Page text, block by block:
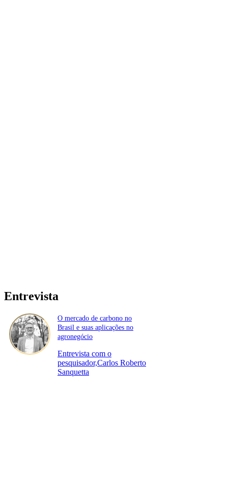
Entrevista
O mercado de carbono no
Brasil e suas aplicações no
agronegócio
Entrevista com o
pesquisador,Carlos Roberto
Sanquetta